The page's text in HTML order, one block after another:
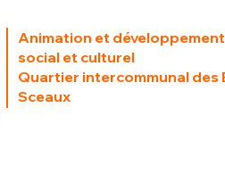
Animation et développement
social et culturel
Quartier intercommunal des
Sceaux